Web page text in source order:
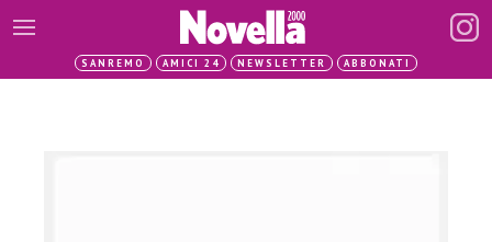
SANREMO AMICI 24 NEWSLETTER ABBONATI